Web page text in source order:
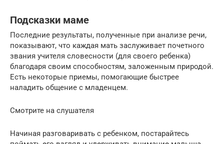
Подсказки маме
Последние результаты, полученные при анализе речи,
показывают, что каждая мать заслуживает почетного
звания учителя словесности (для своего ребенка)
благодаря своим способностям, заложенным природой.
Есть некоторые приемы, помогающие быстрее
наладить общение с младенцем.
Смотрите на слушателя
Начиная разговаривать с ребенком, постарайтесь